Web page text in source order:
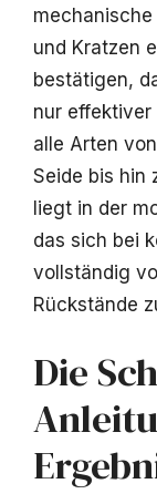
und Kratzen
bestätigen,
nur
alle Arten
Seide bis hin
liegt in der
das sich bei
vollständig
Rückstände
Die